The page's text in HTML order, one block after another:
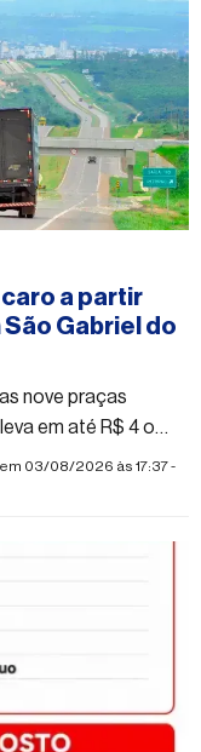
caro a partir
Gabriel do
nove praças
em até R$ 4 o
do Sul
03/08/2026 às 17:37 -